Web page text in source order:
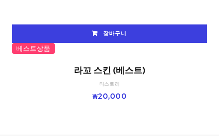
장바구니
베스트상품
라꼬 스킨 (베스트)
티스토리
₩20,000